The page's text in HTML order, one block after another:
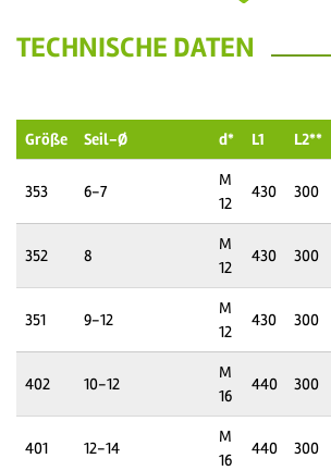
TECHNISCHE DATEN
Größe Seil-Ø d* L1 L2**
353 6-7
M
12
430 300
352 8
M
12
430 300
351 9-12
M
12
430 300
402 10-12
M
16
440 300
401 12-14
M
16
440 300